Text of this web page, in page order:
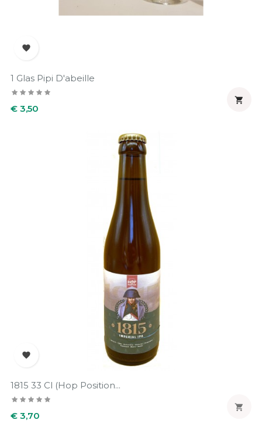

1 Glas Pipi D'abeille
Prijs
€ 3,50


1815 33 Cl (Hop Position...
Prijs
€ 3,70
